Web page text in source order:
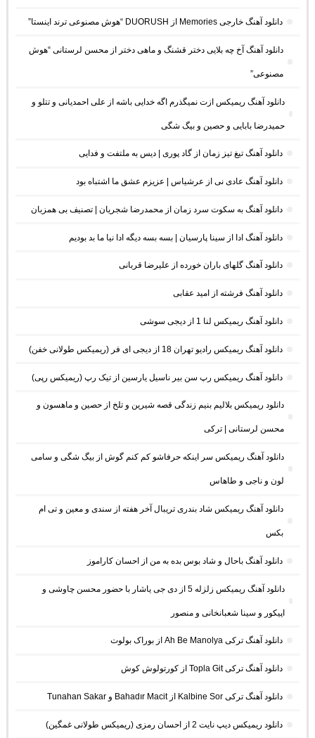
دانلود آهنگ خارجی Memories از DUORUSH “هوش مصنوعی ترند اینستا”
دانلود آهنگ آخ چه بلایی دختر قشنگ و ماهی دختر از محسن لرستانی “هوش
مصنوعی”
دانلود آهنگ ریمیکس ازت نمیگذرم اگه خدایی باشه از علی احمدیانی و تتلو و
حمیدرضا بابایی و حصین و بیگ شگی
دانلود آهنگ تیغ تیز زمان از گاد پوری | دیس به ملتفت و فدایی
دانلود آهنگ عادی نی از عرشیاس | عزیزم عشق ما اشتباه بود
دانلود آهنگ به سکوت سرد زمان از محمدرضا شجریان | تصنیف بی همزبان
دانلود آهنگ ادا از سینا پارسیان | بسه بسه دیگه ادا نیا ما بد بودیم
دانلود آهنگ گلهای باران خورده از علیرضا قربانی
دانلود آهنگ فرشته از امید عقابی
دانلود آهنگ ریمیکس لنا 1 از دیجی سوشی
دانلود آهنگ ریمیکس رادیو تهران 18 از دیجی ای فر (ریمیکس طولانی خفن)
دانلود آهنگ ریمیکس رپ سن بیر ناسیل یارسین از تیک رپ (ریمیکس رپی)
دانلود ریمیکس بلالیم بنیم زندگی قصه شیرین و تلخ از حصین و ماهسون و
محسن لرستانی | ترکی
دانلود آهنگ ریمیکس سر اینکه حرفاشو کم کنم گوش از بیگ شگی و سامی
لون و ناجی و طاهاس
دانلود آهنگ ریمیکس شاد بندری تریبال آخر هفته از سندی و معین و تی ام
بکس
دانلود آهنگ باحال و شاد بوس بده به من از احسان کاراموز
دانلود آهنگ ریمیکس زلزله 5 از دی جی یاشار با حضور محسن چاوشی و
اپیکور و سینا شعبانخانی و منصور
دانلود آهنگ ترکی Ah Be Manolya از بوراک بولوت
دانلود آهنگ ترکی Topla Git از کورتولوش کوش
دانلود آهنگ ترکی Kalbine Sor از Bahadır Macit و Tunahan Sakar
دانلود ریمیکس دیپ نایت 2 از احسان رمزی (ریمیکس طولانی غمگین)